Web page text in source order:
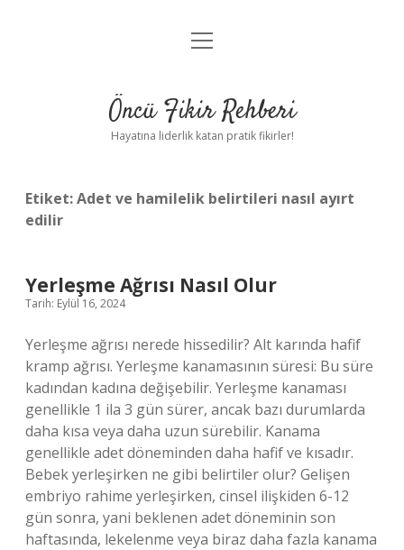
Anasayfa
Yasal Uyarı
menüyü
Öncü Fikir Rehberi
Hayatına liderlik katan pratik fikirler!
Etiket:Adet ve hamilelik belirtileri nasıl ayırt
edilir
Yerleşme Ağrısı Nasıl Olur
Tarih: Eylül 16, 2024
Yerleşme ağrısı nerede hissedilir? Alt karında hafif
kramp ağrısı. Yerleşme kanamasının süresi: Bu süre
kadından kadına değişebilir. Yerleşme kanaması
genellikle 1 ila 3 gün sürer, ancak bazı durumlarda
daha kısa veya daha uzun sürebilir. Kanama
genellikle adet döneminden daha hafif ve kısadır.
Bebek yerleşirken ne gibi belirtiler olur? Gelişen
embriyo rahime yerleşirken, cinsel ilişkiden 6-12
gün sonra, yani beklenen adet döneminin son
haftasında, lekelenme veya biraz daha fazla kanama